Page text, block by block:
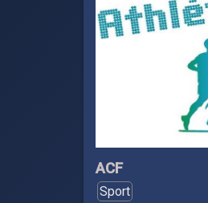
ACF
Sport